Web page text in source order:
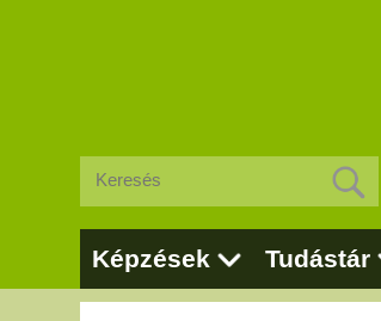
Képzések Tudástár